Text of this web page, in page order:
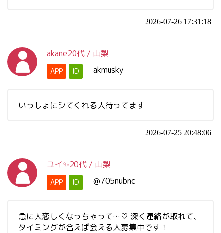
2026-07-26 17:31:18
akane20代 / 山梨
APP ID akmusky
いっしょにシてくれる人待ってます
2026-07-25 20:48:06
ユイ✨20代 / 山梨
APP ID @705nubnc
急に人恋しくなっちゃって…♡ 深く連絡が取れて、
タイミングが合えば会える人募集中です！